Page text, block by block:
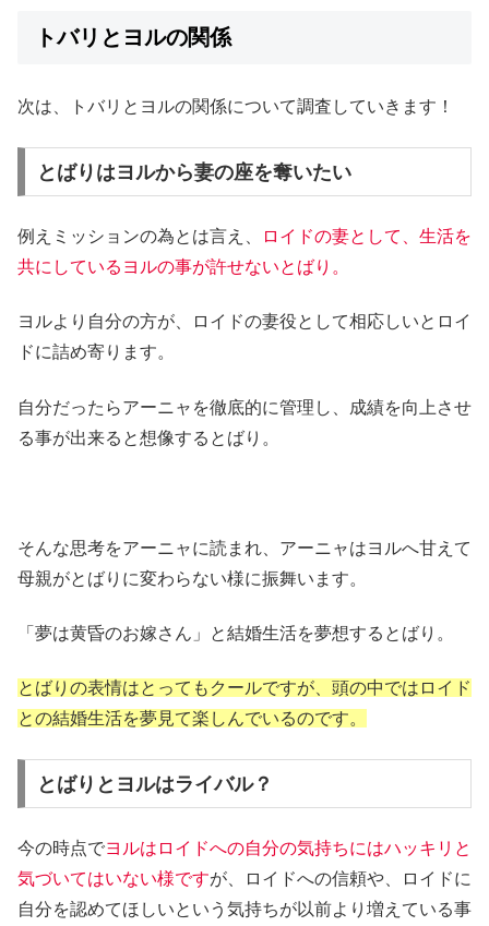
トバリとヨルの関係
次は、トバリとヨルの関係について調査していきます！
とばりはヨルから妻の座を奪いたい
例えミッションの為とは言え、
ロイドの妻として、生活を
共にしているヨルの事が許せないとばり。
ヨルより自分の方が、ロイドの妻役として相応しいとロイ
ドに詰め寄ります。
自分だったらアーニャを徹底的に管理し、成績を向上させ
る事が出来ると想像するとばり。
そんな思考をアーニャに読まれ、アーニャはヨルへ甘えて
母親がとばりに変わらない様に振舞います。
「夢は黄昏のお嫁さん」と結婚生活を夢想するとばり。
とばりの表情はとってもクールですが、頭の中ではロイド
との結婚生活を夢見て楽しんでいるのです。
とばりとヨルはライバル？
今の時点でヨルはロイドへの自分の気持ちにはハッキリと
気づいてはいない様ですが、ロイドへの信頼や、ロイドに
自分を認めてほしいという気持ちが以前より増えている事